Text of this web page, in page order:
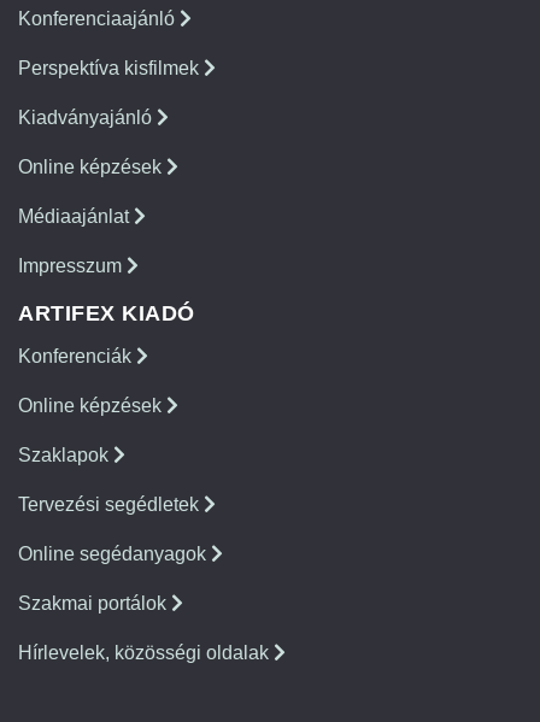
Konferenciaajánló
Perspektíva kisfilmek
Kiadványajánló
Online képzések
Médiaajánlat
Impresszum
ARTIFEX KIADÓ
Konferenciák
Online képzések
Szaklapok
Tervezési segédletek
Online segédanyagok
Szakmai portálok
Hírlevelek, közösségi oldalak